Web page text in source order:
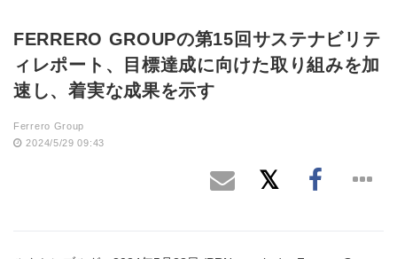
FERRERO GROUPの第15回サステナビリテ
ィレポート、目標達成に向けた取り組みを加
速し、着実な成果を示す
Ferrero Group
2024/5/29 09:43